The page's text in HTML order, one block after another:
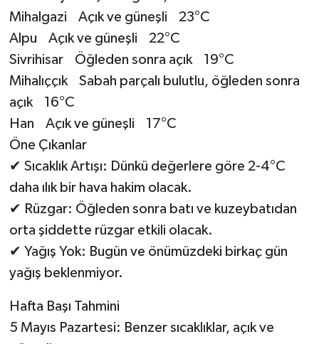
Mihalgazi Açık ve güneşli 23°C
Alpu Açık ve güneşli 22°C
Sivrihisar Öğleden sonra açık 19°C
Mihalıççık Sabah parçalı bulutlu, öğleden sonra
açık 16°C
Han Açık ve güneşli 17°C
Öne Çıkanlar
✔ Sıcaklık Artışı: Dünkü değerlere göre 2-4°C
daha ılık bir hava hakim olacak.
✔ Rüzgar: Öğleden sonra batı ve kuzeybatıdan
orta şiddette rüzgar etkili olacak.
✔ Yağış Yok: Bugün ve önümüzdeki birkaç gün
yağış beklenmiyor.
Hafta Başı Tahmini
5 Mayıs Pazartesi: Benzer sıcaklıklar, açık ve